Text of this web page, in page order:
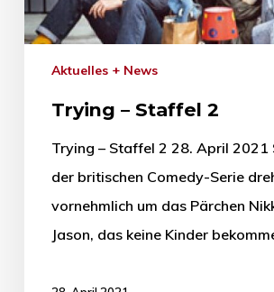
Aktuelles + News
Trying – Staffel 2
Trying – Staffel 2 28. April 2021
der britischen Comedy-Serie
vornehmlich um das Pärchen
Jason, das keine Kinder